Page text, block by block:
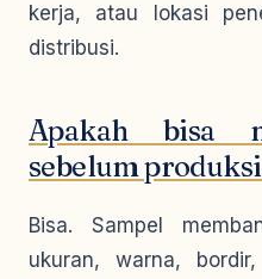
kerja, atau lokasi
distribusi.
Apakah bisa
sebelum
Bisa. Sampel
ukuran, warna,